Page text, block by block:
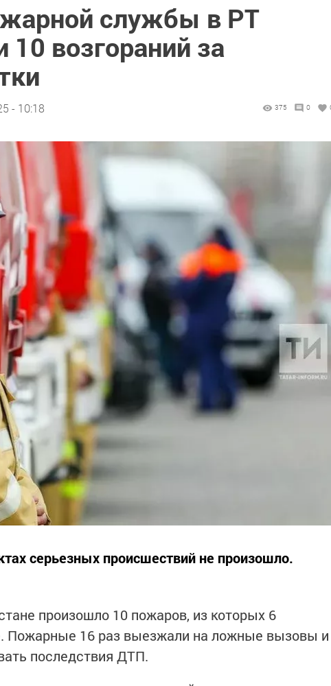
службы в РТ
10 возгораний за
- 10:18 375 0
серьезных происшествий не произошло.
произошло 10 пожаров, из которых 6
Пожарные 16 раз выезжали на ложные вызовы и
последствия ДТП.